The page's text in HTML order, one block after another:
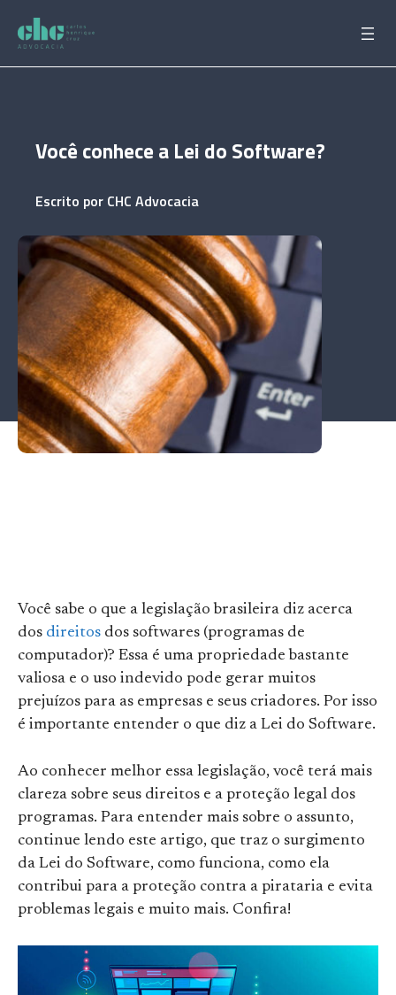
para
conteúdo
Você conhece a Lei do Software?
Escrito por CHC Advocacia
Você sabe o que a legislação brasileira diz acerca
dos direitos dos softwares (programas de
computador)? Essa é uma propriedade bastante
valiosa e o uso indevido pode gerar muitos
prejuízos para as empresas e seus criadores. Por isso
é importante entender o que diz a Lei do Software.
Ao conhecer melhor essa legislação, você terá mais
clareza sobre seus direitos e a proteção legal dos
programas. Para entender mais sobre o assunto,
continue lendo este artigo, que traz o surgimento
da Lei do Software, como funciona, como ela
contribui para a proteção contra a pirataria e evita
problemas legais e muito mais. Confira!